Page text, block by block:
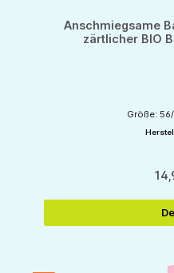
Anschmiegsame
zärtlicher BIO
Größe: